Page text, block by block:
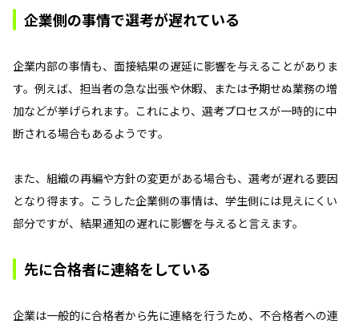
企業側の事情で選考が遅れている
企業内部の事情も、面接結果の遅延に影響を与えることがありま
す。例えば、担当者の急な出張や休暇、または予期せぬ業務の増
加などが挙げられます。これにより、選考プロセスが一時的に中
断される場合もあるようです。
また、組織の再編や方針の変更がある場合も、選考が遅れる要因
となり得ます。こうした企業側の事情は、学生側には見えにくい
部分ですが、結果通知の遅れに影響を与えると言えます。
先に合格者に連絡をしている
企業は一般的に合格者から先に連絡を行うため、不合格者への連